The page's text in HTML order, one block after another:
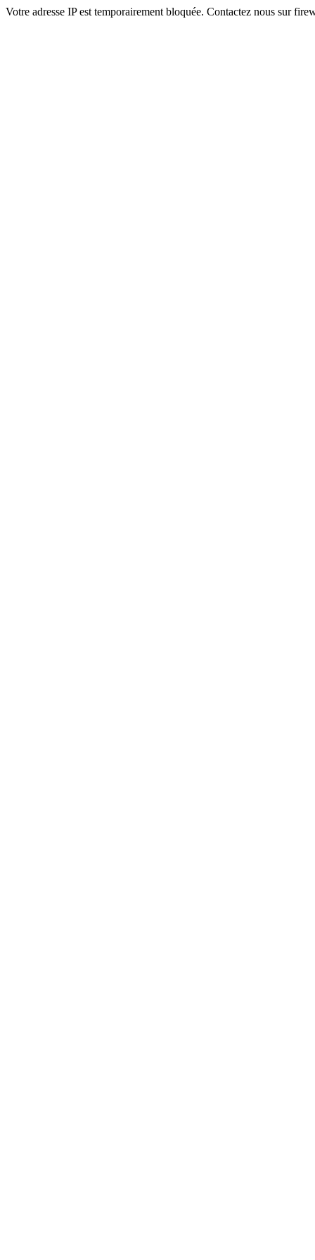
Votre adresse IP est temporairement bloquée. Contactez nous sur